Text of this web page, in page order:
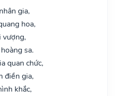
gia,
hoa,
vượng,
sa.
quan chức,
điền gia,
khắc,